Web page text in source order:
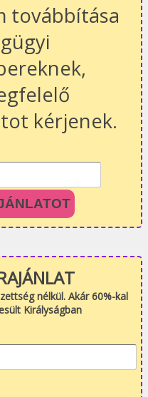
továbbítása
kérjenek.
nélkül. Akár 60%-kal
Királyságban